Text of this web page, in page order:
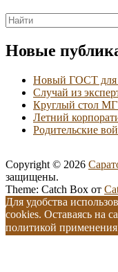
Найти:
Новые
Новый ГОСТ для
Случай из
Круглый стол
Летний
Родительские
Copyright © 2026
защищены.
Theme: Catch Box от
Прокрутить
вверх
Для удобства
cookies. Оставаясь на
политикой применения